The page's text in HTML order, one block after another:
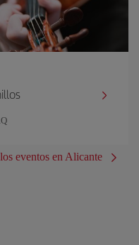
eventos en Alicante